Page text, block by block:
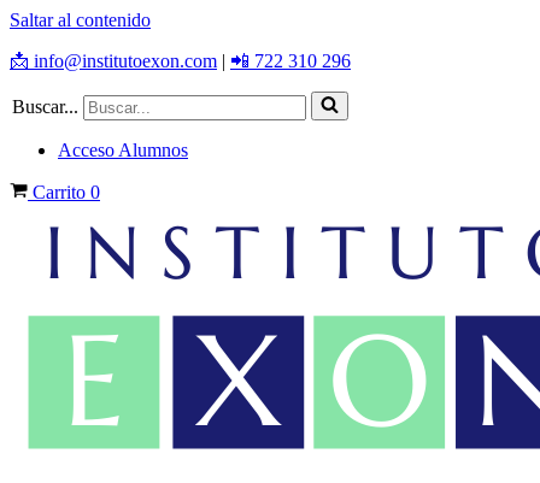
Saltar al contenido
📩 info@institutoexon.com | 📲 722 310 296
Buscar...
Acceso Alumnos
Carrito 0